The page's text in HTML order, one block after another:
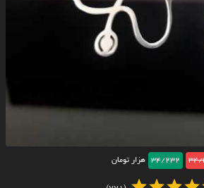
34/
34/232 هزار تومان